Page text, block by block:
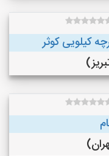
کیلویی کوثر